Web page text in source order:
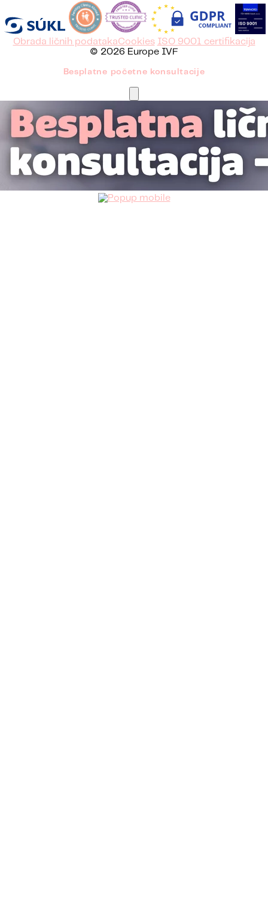
Obrada ličnih podatakaCookies ISO 9001 certifikacija
© 2026 Europe IVF
Besplatne početne konsultacije